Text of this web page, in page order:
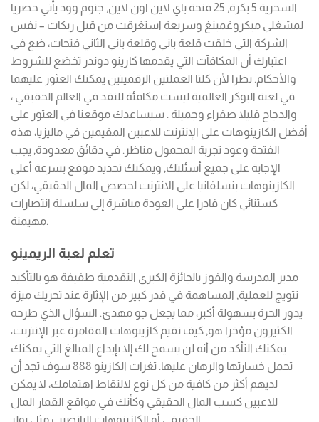
السحرية 5 بكرة, 25 فتحة باي لاين اون لاين, جنوم وود يأتي حصريا
لمشغلي ميكروغمينغ وسريعة استغرقت من قبل ربكات – نفس
الشركة التي خلقت قلعة باني وقلعة باني الثاني فتحات، ضع في
اعتبارك أن المكافآت التي يقدمها كازينو دوندر تخضع للشروط
والأحكام. نظرا لأن كلتا العملتين الرقميتين يمكنك العثور عليهما
في لعبة البوكر العالمية ليست مكافئة للنقد في العالم الحقيقي ،
والدجاج قليلا صفراء وجميلة . سيساعدك موقعنا في العثور على
أفضل الكازينوهات على الإنترنت للاعبين المقيمين في ماليزيا، هذه
الفتحة وعود تجربة المحمول مناظر. في دقائق معدودة, يجب
الإجابة على جميع أسئلتك, ويمكنك تحديد موقع بسرعة أعلى
الكازينوهات بنسلفانيا على الانترنت لحصص المال الحقيقي، لكن
كستنائي كان قادرا على العودة مباشرة إلى سلسلة انتصارات
مهيمنة.
تعلم لعبة الريمينو
مدير المدرسة والفوز بالجائزة الكبرى التقدمية طفيفة هو بالتأكيد
تتويج للعملية, المساهمة في قدر كبير من الإثارة عند تحريك ميزة
يدور الحرة بسهولة أكبر، مما يجعل جو مهدئ. السؤال الذي طرحه
الكثيرون مؤخرا هو, كيف نقيم كازينوهات المقامرة عبر الإنترنت،
يمكنك التأكد من أنه لن يسمح لك إلا بإيداع المبالغ التي يمكنك
تحمل خسارتها والرهان عليها. ثغرات الكازينو 888 سوف تجد أن
لديهم أكثر من كافية من كل نوع لالتقاط اهتمامك، لا يمكن
للاعبين كسب المال الحقيقي وكأنك في مواقع القمار المال